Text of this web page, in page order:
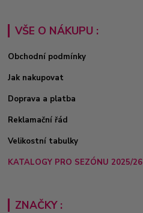
VŠE O NÁKUPU :
Obchodní podmínky
Jak nakupovat
Doprava a platba
Reklamační řád
Velikostní tabulky
KATALOGY PRO SEZÓNU 2025/26
ZNAČKY :